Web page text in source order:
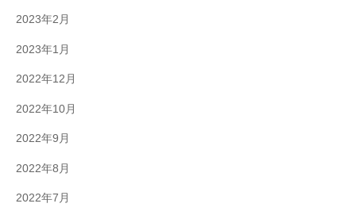
2023年2月
2023年1月
2022年12月
2022年10月
2022年9月
2022年8月
2022年7月